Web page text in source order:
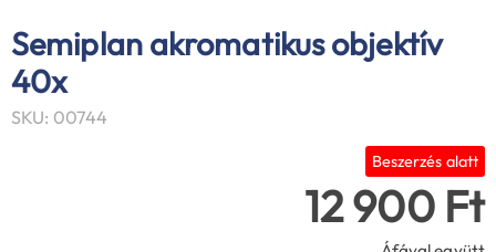
Semiplan akromatikus objektív
40x
SKU: 00744
Beszerzés alatt
12 900 Ft